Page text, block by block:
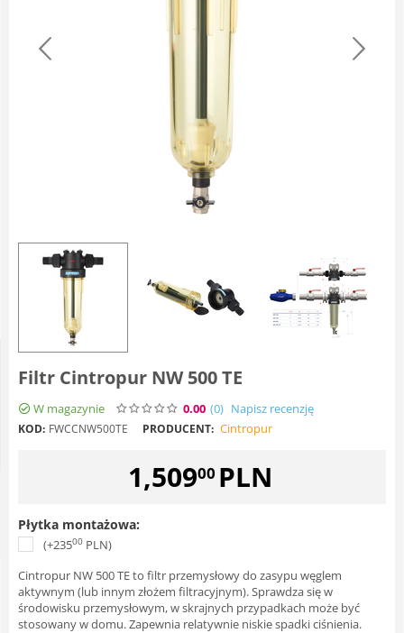
Filtr Cintropur NW 500 TE
W magazynie 0.00 (0) Napisz recenzję
KOD: FWCCNW500TE PRODUCENT: Cintropur
1,50900 PLN
Płytka montażowa:
(+23500 PLN)
Cintropur NW 500 TE to filtr przemysłowy do zasypu węglem
aktywnym (lub innym złożem filtracyjnym). Sprawdza się w
środowisku przemysłowym, w skrajnych przypadkach może być
stosowany w domu. Zapewnia relatywnie niskie spadki ciśnienia.